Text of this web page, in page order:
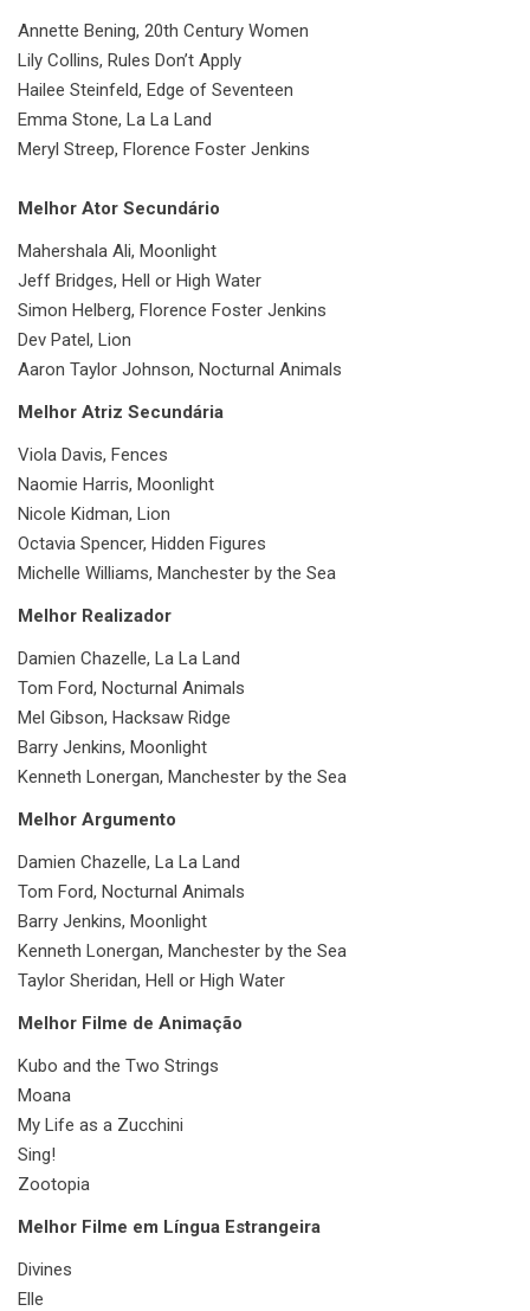
Annette Bening, 20th Century Women
Lily Collins, Rules Don’t Apply
Hailee Steinfeld, Edge of Seventeen
Emma Stone, La La Land
Meryl Streep, Florence Foster Jenkins
Melhor Ator Secundário
Mahershala Ali, Moonlight
Jeff Bridges, Hell or High Water
Simon Helberg, Florence Foster Jenkins
Dev Patel, Lion
Aaron Taylor Johnson, Nocturnal Animals
Melhor Atriz Secundária
Viola Davis, Fences
Naomie Harris, Moonlight
Nicole Kidman, Lion
Octavia Spencer, Hidden Figures
Michelle Williams, Manchester by the Sea
Melhor Realizador
Damien Chazelle, La La Land
Tom Ford, Nocturnal Animals
Mel Gibson, Hacksaw Ridge
Barry Jenkins, Moonlight
Kenneth Lonergan, Manchester by the Sea
Melhor Argumento
Damien Chazelle, La La Land
Tom Ford, Nocturnal Animals
Barry Jenkins, Moonlight
Kenneth Lonergan, Manchester by the Sea
Taylor Sheridan, Hell or High Water
Melhor Filme de Animação
Kubo and the Two Strings
Moana
My Life as a Zucchini
Sing!
Zootopia
Melhor Filme em Língua Estrangeira
Divines
Elle